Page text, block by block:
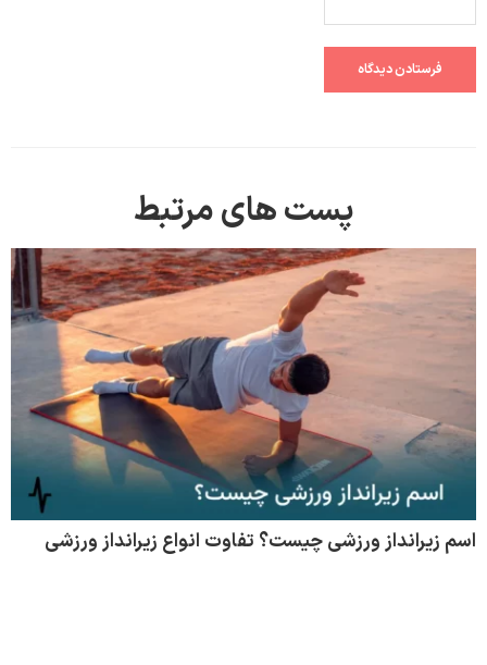
پست های مرتبط
اسم زیرانداز ورزشی چیست؟ تفاوت انواع زیرانداز ورزشی